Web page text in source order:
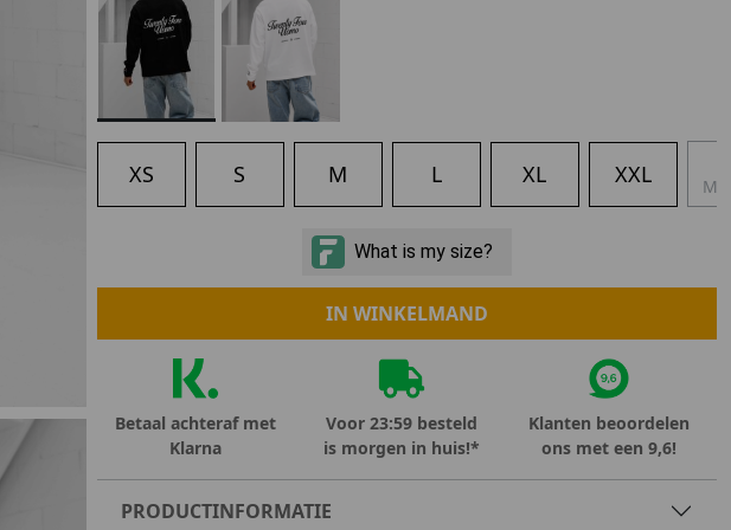
MID SEASON-SALE KIDS
XS S M L XL XXL
IN WINKELMAND
Betaal achteraf met
Klarna
Voor 23:59 besteld
is morgen in huis!*
Klanten beoordelen
ons met een 9,6!
PRODUCTINFORMATIE